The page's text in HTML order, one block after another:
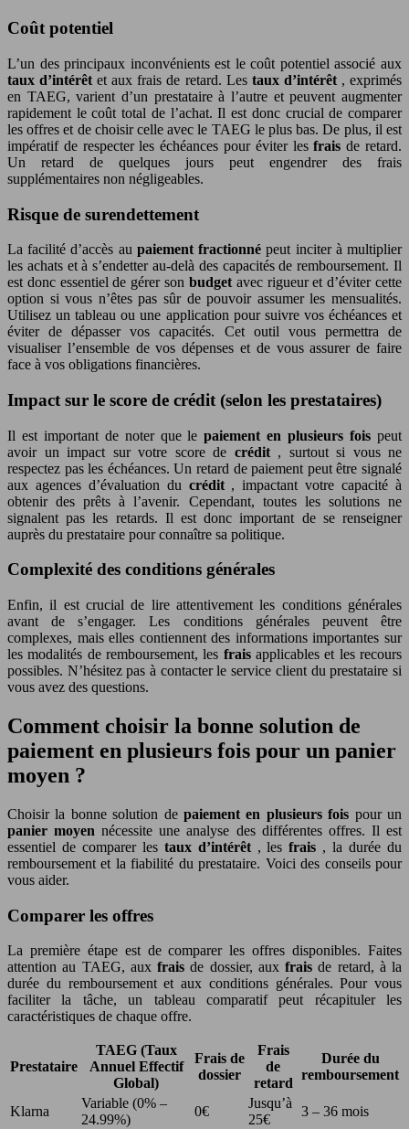
Coût potentiel
L’un des principaux inconvénients est le coût potentiel associé aux
taux d’intérêtet aux frais de retard. Les taux d’intérêt , exprimés
en TAEG, varient d’un prestataire à l’autre et peuvent augmenter
rapidement le coût total de l’achat. Il est donc crucial de comparer
les offres et de choisir celle avec le TAEG le plus bas. De plus, il est
impératif de respecter les échéances pour éviter lesfraisde retard.
Un retard de quelques jours peut engendrer des frais
supplémentaires non négligeables.
Risque de surendettement
La facilité d’accès au paiement fractionnépeut inciter à multiplier
les achats et à s’endetter au-delà des capacités de remboursement. Il
est donc essentiel de gérer son budget avec rigueur et d’éviter cette
option si vous n’êtes pas sûr de pouvoir assumer les mensualités.
Utilisez un tableau ou une application pour suivre vos échéances et
éviter de dépasser vos capacités. Cet outil vous permettra de
visualiser l’ensemble de vos dépenses et de vous assurer de faire
face à vos obligations financières.
Impact sur le score de crédit (selon les prestataires)
Il est important de noter que lepaiement en plusieurs foispeut
avoir un impact sur votre score de crédit , surtout si vous ne
respectez pas les échéances. Un retard de paiement peut être signalé
aux agences d’évaluation du crédit , impactant votre capacité à
obtenir des prêts à l’avenir. Cependant, toutes les solutions ne
signalent pas les retards. Il est donc important de se renseigner
auprès du prestataire pour connaître sa politique.
Complexité des conditions générales
Enfin, il est crucial de lire attentivement les conditions générales
avant de s’engager. Les conditions générales peuvent être
complexes, mais elles contiennent des informations importantes sur
les modalités de remboursement, les fraisapplicables et les recours
possibles. N’hésitez pas à contacter le service client du prestataire si
vous avez des questions.
Comment choisir la bonne solution de
paiement en plusieurs fois pour un panier
moyen ?
Choisir la bonne solution de paiement en plusieurs fois pour un
panier moyennécessite une analyse des différentes offres. Il est
essentiel de comparer les taux d’intérêt , lesfrais , la durée du
remboursement et la fiabilité du prestataire. Voici des conseils pour
vous aider.
Comparer les offres
La première étape est de comparer les offres disponibles. Faites
attention au TAEG, aux fraisde dossier, aux fraisde retard, à la
durée du remboursement et aux conditions générales. Pour vous
faciliter la tâche, un tableau comparatif peut récapituler les
caractéristiques de chaque offre.
Prestataire
TAEG (Taux
Annuel Effectif
Global)
Frais de
dossier
Frais
de
retard
Durée du
remboursement
Klarna
Variable (0% –
24.99%)
0€
Jusqu’à
25€
3 – 36 mois